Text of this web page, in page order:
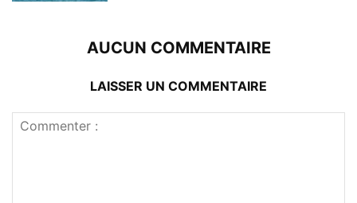
AUCUN COMMENTAIRE
LAISSER UN COMMENTAIRE